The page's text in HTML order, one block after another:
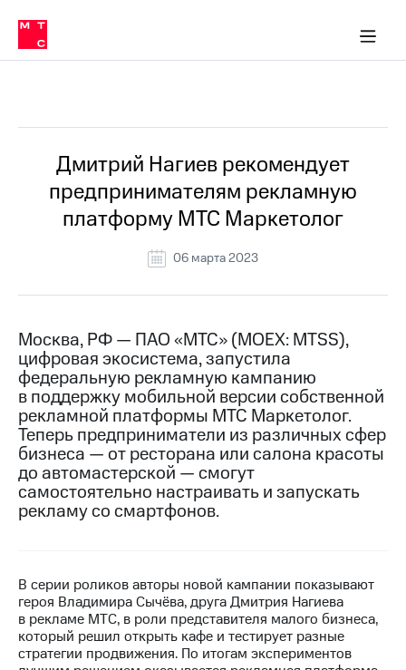
Медиа-центр
и акционерам
Устойчивое развитие
Комплаенс и деловая этика
компании
Карьера
История
компании
Руководство
информация
Контакты
Медиа-центр
Пресс-
релизы
МТС
о технологиях
Достижения
Интервью
Контакты
Пригласить
спикера
в МТС
Пресс-
релизы
МТС
о технологиях
Дмитрий Нагиев рекомендует
предпринимателям рекламную
платформу МТС Маркетолог
06 марта 2023
Москва, РФ — ПАО «МТС» (MOEX: MTSS),
цифровая экосистема, запустила
федеральную рекламную кампанию
в поддержку мобильной версии собственной
рекламной платформы МТС Маркетолог.
Теперь предприниматели из различных сфер
бизнеса — от ресторана или салона красоты
до автомастерской — смогут
самостоятельно настраивать и запускать
рекламу со смартфонов.
В серии роликов авторы новой кампании показывают
героя Владимира Сычёва, друга Дмитрия Нагиева
в рекламе МТС, в роли представителя малого бизнеса,
который решил открыть кафе и тестирует разные
стратегии продвижения. По итогам экспериментов